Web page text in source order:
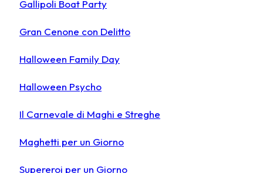
Gallipoli Boat Party
Gran Cenone con Delitto
Halloween Family Day
Halloween Psycho
Il Carnevale di Maghi e Streghe
Maghetti per un Giorno
Supereroi per un Giorno